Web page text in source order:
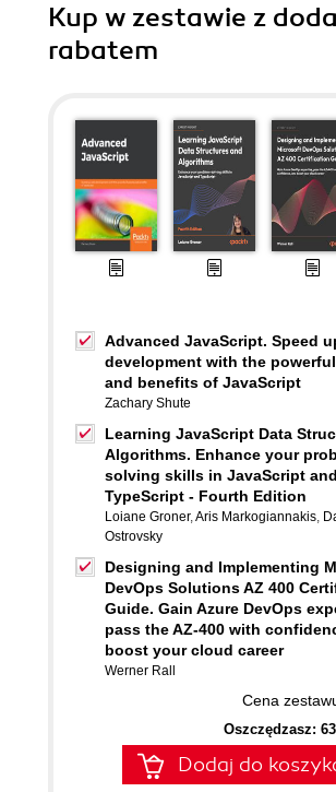
Kup w zestawie z
rabatem
Advanced JavaScript. Speed
development with the
and benefits of JavaScript
Zachary Shute
Learning JavaScript Data
Algorithms. Enhance your
solving skills in JavaScript and
TypeScript - Fourth Edition
Loiane Groner,Aris Markogiannakis,
Ostrovsky
Designing and Implementing
DevOps Solutions AZ 400
Guide. Gain Azure DevOps
pass the AZ-400 with
boost your cloud career
Werner Rall
Cena
Oszczędzasz:
Dodaj do